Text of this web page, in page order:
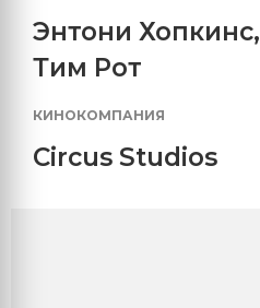
Энтони Хопкинс,
Тим Рот
КИНОКОМПАНИЯ
Circus Studios